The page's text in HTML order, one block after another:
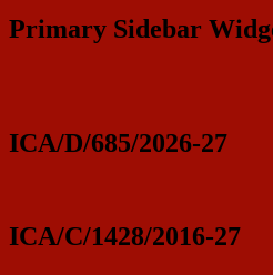
Primary Sidebar
ICA/D/685/2026-27
ICA/C/1428/2016-27